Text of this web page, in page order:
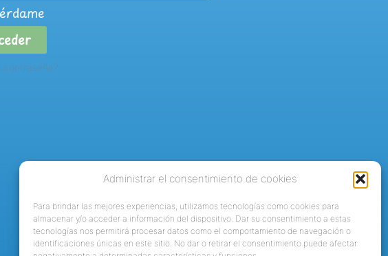
Administrar el consentimiento de cookies
Para brindar las mejores experiencias, utilizamos tecnologías como cookies para
almacenar y/o acceder a información del dispositivo. Dar su consentimiento a estas
tecnologías nos permitirá procesar datos como el comportamiento de navegación o
identificaciones únicas en este sitio. No dar o retirar el consentimiento puede afectar
contraseña?